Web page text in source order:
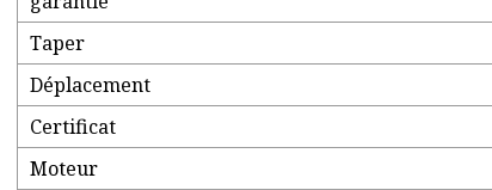
Taper
Déplacement
Certificat
Moteur